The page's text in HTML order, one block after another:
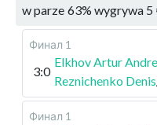
w parze 63% wygrywa 5
Финал 1
3:0
Elkhov Artur
Reznichenko Denis
Финал 1